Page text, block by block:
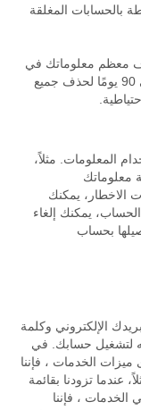
بالحسابات المغلقة
معظم معلوماتك في
غضون 30 يومًا ، فقد يستغرق الأمر ما يصل إلى 90 يومًا لحذف جميع
المعلومات. مثلاً،
معلوماتك
الاخطار، يمكنك
يمكنك إلغاء
بحساب
الإلكتروني وكلمة
لتشغيل حسابك. في
الخدمات ، فإننا
عندما تزودنا بقائمة
، فإننا